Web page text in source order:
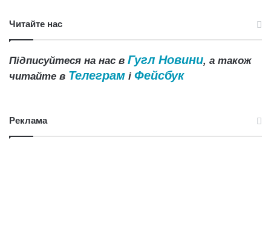
Читайте нас
Підписуйтеся на нас в Гугл Новини, а також
читайте в Телеграм і Фейсбук
Реклама